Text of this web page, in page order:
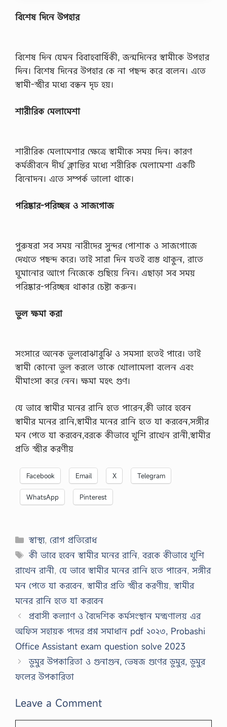
লি
চি
প্যা
সি
টা
ম
বিশেষ দিনে উপহার
বিশেষ দিন যেমন বিবাহবার্ষিকী, জন্মদিনের স্বামীকে উপহার
দিন। বিশেষ দিনের উপহার কে না পছন্দ করে বলেন। এতে
স্বামী-স্ত্রীর মধ্যে বন্ধন দৃঢ হয়।
শারীরিক মেলামেশা
শারীরিক মেলামেশার ক্ষেত্রে স্বামীকে সময় দিন। কারণ
কর্মজীবনে দীর্ঘ ক্লান্তির মধ্যে শরীরিক মেলামেশা একটি
বিনোদন। এতে সম্পর্ক ভালো থাকে।
পরিষ্কার-পরিচ্ছন্ন ও সাজগোজ
পুরুষরা সব সময় নারীদের সুন্দর পোশাক ও সাজগোজে
দেখতে পছন্দ করে। তাই সারা দিন যতই ব্যস্ত থাকুন, রাতে
ঘুমানোর আগে নিজেকে গুছিয়ে নিন। এছাড়া সব সময়
পরিষ্কার-পরিচ্ছন্ন থাকার চেষ্টা করুন।
ভুল ক্ষমা করা
সংসারে অনেক ভুলবোঝাবুঝি ও সমস্যা হতেই পারে। তাই
স্বামী কোনো ভুল করলে তাকে খোলামেলা বলেন এবং
মীমাংসা করে নেন। ক্ষমা মহৎ গুণ।
যে ভাবে স্বামীর মনের রানি হতে পারেন,কী ভাবে হবেন
স্বামীর মনের রানি,স্বামীর মনের রানি হতে যা করবেন,সঙ্গীর
মন পেতে যা করবেন,বরকে কীভাবে খুশি রাখেন রানী,স্বামীর
প্রতি স্ত্রীর করণীয়
Facebook Email X Telegram
WhatsApp Pinterest
Categories
স্বাস্থ্য, রোগ প্রতিরোধ
Tags
কী ভাবে হবেন স্বামীর মনের রানি,বরকে কীভাবে খুশি
রাখেন রানী, যে ভাবে স্বামীর মনের রানি হতে পারেন,সঙ্গীর
মন পেতে যা করবেন,স্বামীর প্রতি স্ত্রীর করণীয়,স্বামীর
মনের রানি হতে যা করবেন
প্রবাসী কল্যাণ ও বৈদেশিক কর্মসংস্থান মন্ত্রণালয় এর
অফিস সহায়ক পদের প্রশ্ন সমাধান pdf ২০২৩, Probashi
Office Assistant exam question solve 2023
ডুমুর উপকারিতা ও গুনাগুন, ভেষজ গুণের ডুমুর, ডুমুর
ফলের উপকারিতা
Leave a Comment